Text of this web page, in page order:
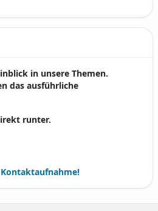
in unsere Themen.
das ausführliche
runter.
Kontaktaufnahme!